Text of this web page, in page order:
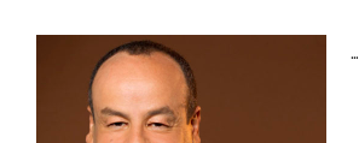
…